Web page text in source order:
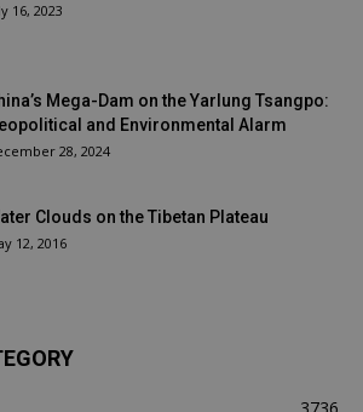
16, 2023
Mega-Dam on the Yarlung Tsangpo:
and Environmental Alarm
28, 2024
Clouds on the Tibetan Plateau
12, 2016